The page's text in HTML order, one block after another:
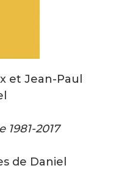
et Jean-Paul
1981-2017
de Daniel